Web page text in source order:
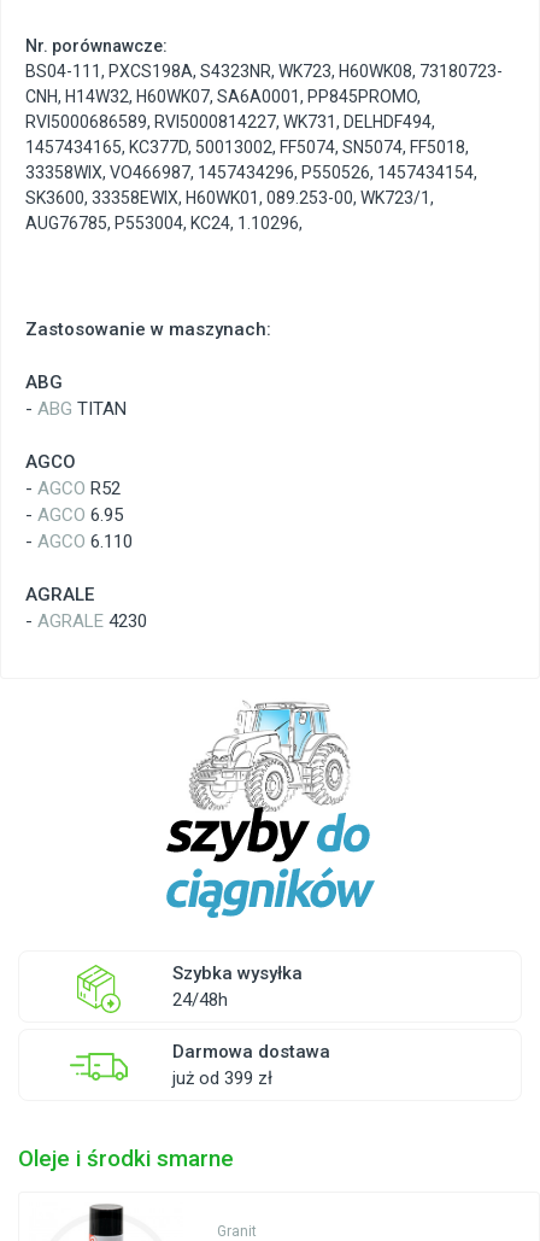
Zastosowanie w maszynach:
ABG
- ABG TITAN
AGCO
- AGCO R52
- AGCO 6.95
- AGCO 6.110
AGRALE
- AGRALE 4230
Nr. porównawcze:
BS04-111, PXCS198A, S4323NR, WK723, H60WK08, 73180723-
CNH, H14W32, H60WK07, SA6A0001, PP845PROMO,
RVI5000686589, RVI5000814227, WK731, DELHDF494,
1457434165, KC377D, 50013002, FF5074, SN5074, FF5018,
33358WIX, VO466987, 1457434296, P550526, 1457434154,
SK3600, 33358EWIX, H60WK01, 089.253-00, WK723/1,
AUG76785, P553004, KC24, 1.10296,
Szybka wysyłka
24/48h
Darmowa dostawa
już od 399 zł
Oleje i środki smarne
Granit